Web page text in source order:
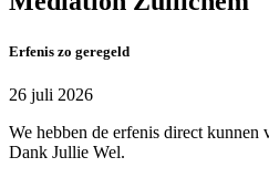
Erfenis zo geregeld
26 juli 2026
We hebben de erfenis direct kunnen
Dank Jullie Wel.